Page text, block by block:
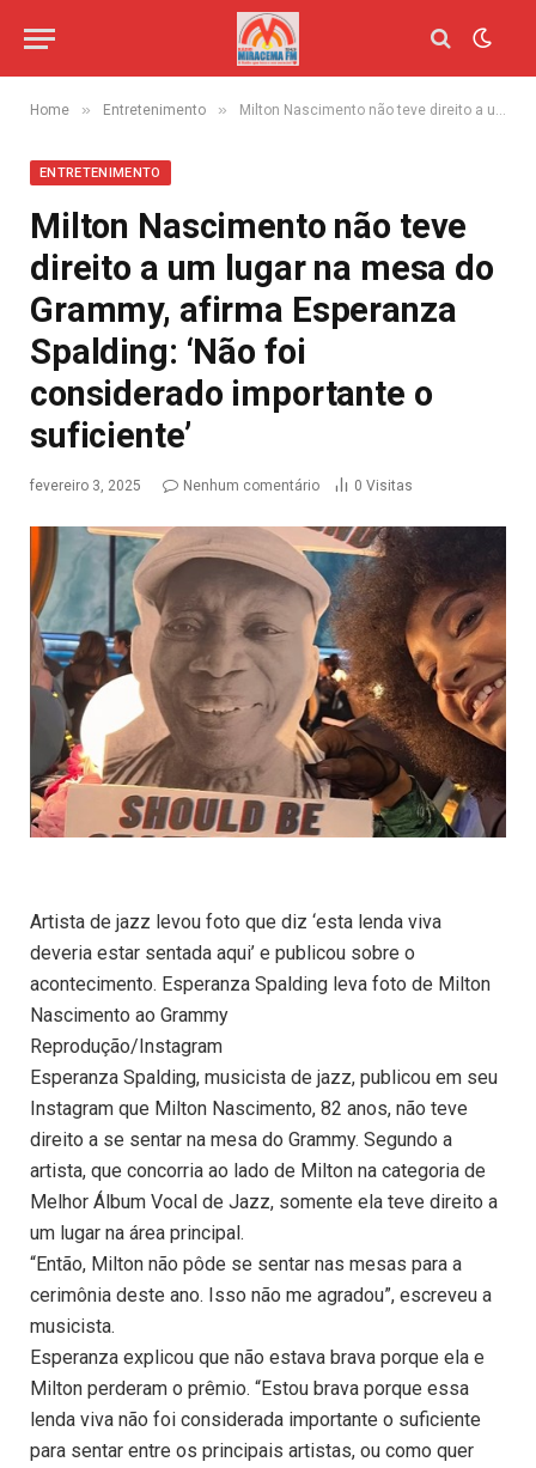
Home » Entretenimento » Milton Nascimento não teve direito a um lugar na mesa do Grammy, afirma Esperanza Spalding: ‘Não foi considerado importante o suficiente’
ENTRETENIMENTO
Milton Nascimento não teve
direito a um lugar na mesa do
Grammy, afirma Esperanza
Spalding: ‘Não foi
considerado importante o
suficiente’
fevereiro 3, 2025 Nenhum comentário 0 Visitas
Artista de jazz levou foto que diz ‘esta lenda viva
deveria estar sentada aqui’ e publicou sobre o
acontecimento. Esperanza Spalding leva foto de Milton
Nascimento ao Grammy
Reprodução/Instagram
Esperanza Spalding, musicista de jazz, publicou em seu
Instagram que Milton Nascimento, 82 anos, não teve
direito a se sentar na mesa do Grammy. Segundo a
artista, que concorria ao lado de Milton na categoria de
Melhor Álbum Vocal de Jazz, somente ela teve direito a
um lugar na área principal.
“Então, Milton não pôde se sentar nas mesas para a
cerimônia deste ano. Isso não me agradou”, escreveu a
musicista.
Esperanza explicou que não estava brava porque ela e
Milton perderam o prêmio. “Estou brava porque essa
lenda viva não foi considerada importante o suficiente
para sentar entre os principais artistas, ou como quer